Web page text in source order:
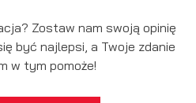
Zostaw nam swoją opinię
być najlepsi, a Twoje zdanie
w tym pomoże!